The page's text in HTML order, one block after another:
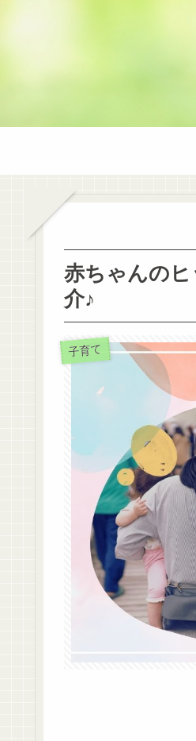
赤ちゃんの
介♪
子育て